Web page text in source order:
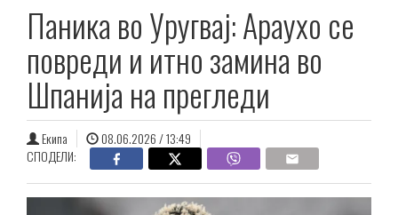
Паника во Уругвај: Араухо се
повреди и итно замина во
Шпанија на прегледи
Екипа
08.06.2026 / 13:49
СПОДЕЛИ: